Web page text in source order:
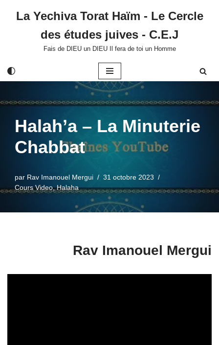
La Yechiva Torat Haïm - Le Cercle
des études juives - C.E.J
Fais de DIEU un DIEU Il fera de toi un Homme
Halah’a – La Minuterie
Chabbat
par Rav Imanouel Mergui
31 octobre 2023
Cours Video,Halaha
Rav Imanouel Mergui